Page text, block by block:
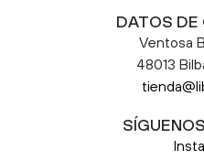
DATOS
Ventosa
48013